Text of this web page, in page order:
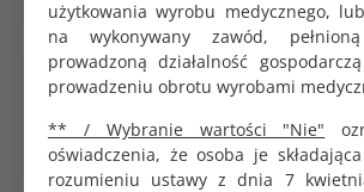
użytkowania wyrobu medycznego,
na wykonywany zawód,
prowadzoną działalność
prowadzeniu obrotu wyrobami
** / Wybranie wartości "Nie"
oświadczenia, że osoba je
rozumieniu ustawy z dnia 7
Żel do USG Aquasonic 100
13.32 zł